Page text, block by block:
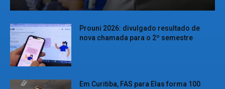
Prouni 2026: divulgado resultado de
nova chamada para o 2º semestre
Em Curitiba, FAS para Elas forma 100